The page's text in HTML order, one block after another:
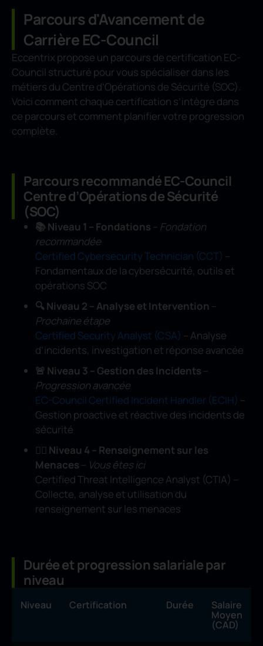
Parcours d'Avancement de
Carrière EC-Council
Eccentrix propose un parcours de certification EC-
Council structuré pour vous spécialiser dans les
métiers du Centre d’Opérations de Sécurité (SOC).
Voici comment chaque certification s’intègre dans
ce parcours et comment planifier votre progression
complète.
Parcours recommandé EC-Council
Centre d’Opérations de Sécurité
(SOC)
📚 Niveau 1 – Fondations – Fondation
recommandée
Certified Cybersecurity Technician (CCT) –
Fondamentaux de la cybersécurité, outils et
opérations SOC
🔍 Niveau 2 – Analyse et Intervention –
Prochaine étape
Certified Security Analyst (CSA) – Analyse
d’incidents, investigation et réponse avancée
🚨 Niveau 3 – Gestion des Incidents –
Progression avancée
EC-Council Certified Incident Handler (ECIH) –
Gestion proactive et réactive des incidents de
sécurité
🕵️‍♂️ Niveau 4 – Renseignement sur les
Menaces – Vous êtes ici
Certified Threat Intelligence Analyst (CTIA) –
Collecte, analyse et utilisation du
renseignement sur les menaces
Durée et progression salariale par
niveau
Niveau Certification Durée Salaire
Moyen
(CAD)